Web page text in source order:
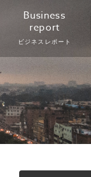
Business
report
ビジネスレポート